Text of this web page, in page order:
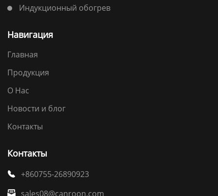
Индукционный обогрев
Навигация
Главная
Продукция
О Нас
Новости и блог
Контакты
Контакты
 +860755-26890923
 sales08@canroon.com